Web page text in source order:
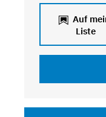
Auf
Liste